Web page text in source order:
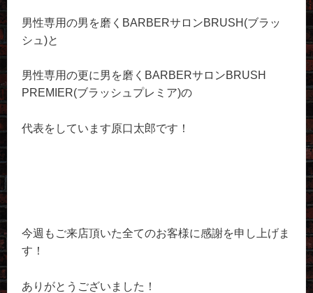
男性専用の男を磨くBARBERサロンBRUSH(ブラッ
シュ)と
男性専用の更に男を磨くBARBERサロンBRUSH
PREMIER(ブラッシュプレミア)の
代表をしています原口太郎です！
今週もご来店頂いた全てのお客様に感謝を申し上げま
す！
ありがとうございました！